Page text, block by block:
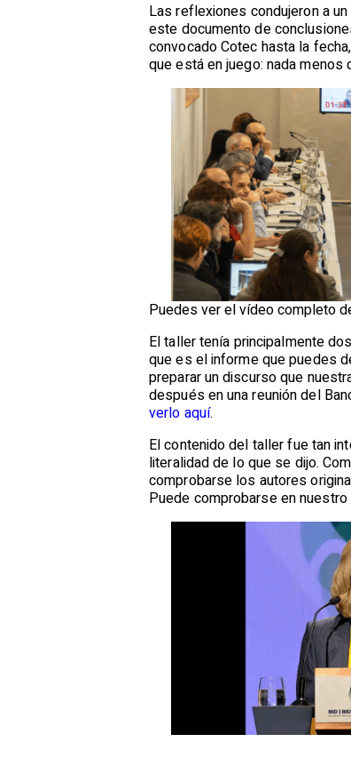
Las reflexiones condujeron a
este documento de
convocado Cotec hasta la
que está en juego: nada
Puedes ver el vídeo completo
El taller tenía principalmente
que es el informe que puedes
preparar un discurso que
después en una reunión del
verlo aquí.
El contenido del taller fue tan
literalidad de lo que se dijo.
comprobarse los autores
Puede comprobarse en